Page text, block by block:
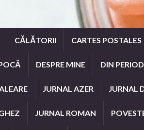
CĂLĂTORII CARTES POSTALES
DESPRE MINE DIN
JURNAL AZER JURNAL
JURNAL ROMAN